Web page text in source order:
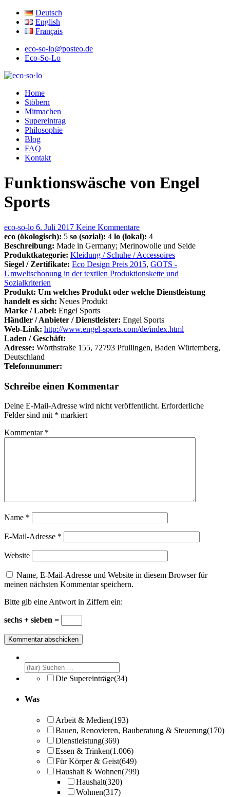
Deutsch
English
Français
eco-so-lo@posteo.de
Eco-So-Lo
eco·so·lo
Home
Stöbern
Mitmachen
Supereintrag
Philosophie
Blog
FAQ
Kontakt
Funktionswäsche von Engel
Sports
eco-so-lo 6. Juli 2017 Keine Kommentare
eco (ökologisch): 5 so (sozial): 4 lo (lokal): 4
Beschreibung: Made in Germany; Merinowolle und Seide
Produktkategorie: Kleidung / Schuhe / Accessoires
Siegel / Zertifikate: Eco Design Preis 2015, GOTS -
Umweltschonung in der textilen Produktionskette und
Sozialkriterien
Produkt: Um welches Produkt oder welche Dienstleistung
handelt es sich: Neues Produkt
Marke / Label: Engel Sports
Händler / Anbieter / Dienstleister: Engel Sports
Web-Link: http://www.engel-sports.com/de/index.html
Laden / Geschäft:
Adresse: Wörthstraße 155, 72793 Pfullingen, Baden Würtemberg,
Deutschland
Telefonnummer:
Schreibe einen Kommentar
Deine E-Mail-Adresse wird nicht veröffentlicht. Erforderliche
Felder sind mit * markiert
Kommentar *
Name *
E-Mail-Adresse *
Website
Name, E-Mail-Adresse und Website in diesem Browser für
meinen nächsten Kommentar speichern.
Bitte gib eine Antwort in Ziffern ein:
sechs + sieben =
Die Supereinträge(34)
Was
Arbeit & Medien(193)
Bauen, Renovieren, Bauberatung & Steuerung(170)
Dienstleistung(369)
Essen & Trinken(1.006)
Für Körper & Geist(649)
Haushalt & Wohnen(799)
Haushalt(320)
Wohnen(317)